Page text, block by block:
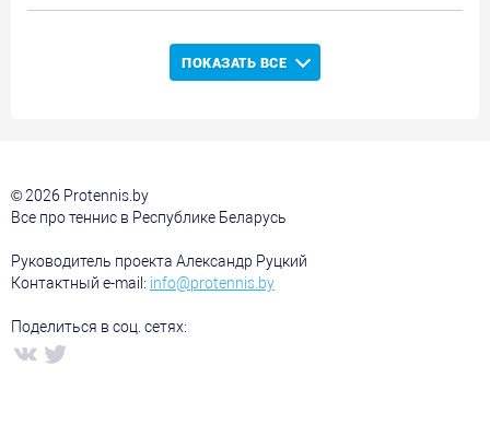
ПОКАЗАТЬ ВСЕ
© 2026 Protennis.by
Все про теннис в Республике Беларусь
Руководитель проекта Александр Руцкий
Контактный e-mail: info@protennis.by
Поделиться в соц. сетях: